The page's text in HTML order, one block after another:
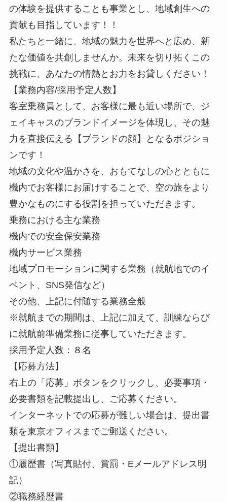
の体験を提供することも事業とし、地域創生への
貢献も目指しています！！
私たちと一緒に、地域の魅力を世界へと広め、新
たな価値を共創しませんか。未来を切り拓くこの
挑戦に、あなたの情熱とお力をお貸しください！
【業務内容/採用予定人数】
客室乗務員として、お客様に最も近い場所で、ジ
ェイキャスのブランドイメージを体現し、その魅
力を直接伝える【ブランドの顔】となるポジショ
ンです！
地域の文化や温かさを、おもてなしの心とともに
機内でお客様にお届けすることで、空の旅をより
豊かなものにする役割を担っていただきます。
乗務における主な業務
機内での安全保安業務
機内サービス業務
地域プロモーションに関する業務（就航地でのイ
ベント、SNS発信など）
その他、上記に付随する業務全般
※就航までの期間は、上記に加えて、訓練ならび
に就航前準備業務に従事していただきます。
採用予定人数：８名
【応募方法】
右上の「応募」ボタンをクリックし、必要事項・
必要書類を記載提出し、ご応募ください。
インターネットでの応募が難しい場合は、提出書
類を東京オフィスまでご郵送ください。
【提出書類】
①履歴書（写真貼付、賞罰・Eメールアドレス明
記）
②職務経歴書